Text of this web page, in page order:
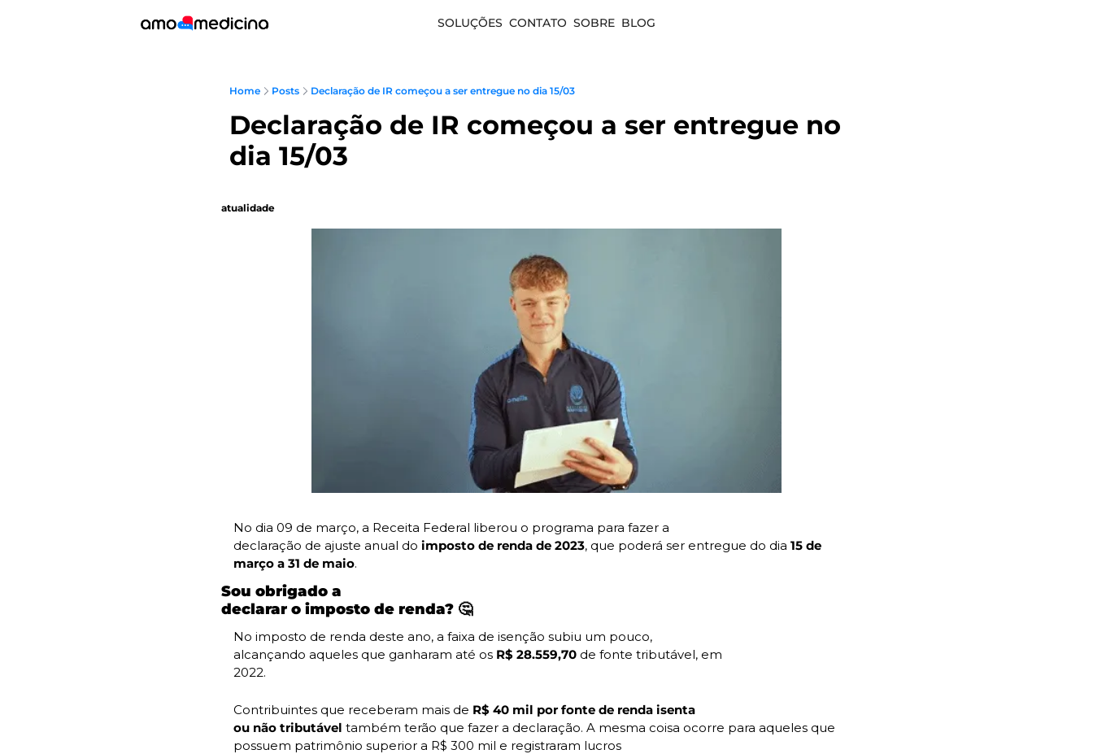
SOLUÇÕES CONTATO SOBRE BLOG
Home Posts Declaração de IR começou a ser entregue no dia 15/03
Declaração de IR começou a ser entregue no
dia 15/03
atualidade
No dia 09 de março, a Receita Federal liberou o programa para fazer a
declaração de ajuste anual do imposto de renda de 2023, que poderá ser entregue do dia 15 de
março a 31 de maio.
Sou obrigado a
declarar o imposto de renda? 🤔
No imposto de renda deste ano, a faixa de isenção subiu um pouco,
alcançando aqueles que ganharam até os R$ 28.559,70 de fonte tributável, em
2022.
Contribuintes que receberam mais de R$ 40 mil por fonte de renda isenta
ou não tributável também terão que fazer a declaração. A mesma coisa ocorre para aqueles que
possuem patrimônio superior a R$ 300 mil e registraram lucros